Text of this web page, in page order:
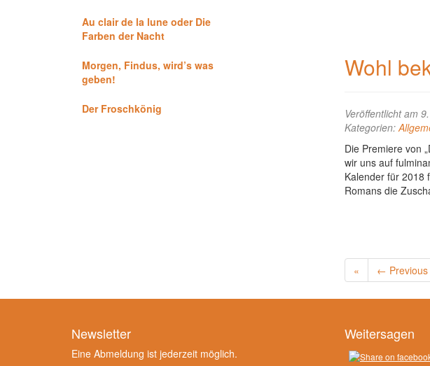
Au clair de la lune oder Die
Farben der Nacht
Morgen, Findus, wird’s was
geben!
Der Froschkönig
Wohl
Veröffentlicht am
Kategorien:
Die Premiere von
wir uns auf
Kalender für 2018
Romans die
« ← Previous
Newsletter
Eine Abmeldung ist jederzeit möglich.
Weitersagen